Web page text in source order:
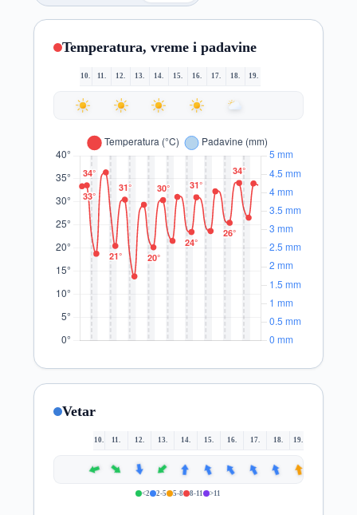
Temperatura, vreme i padavine
10. 11. 12. 13. 14. 15. 16. 17. 18. 19.
Vetar
10. 11. 12. 13. 14. 15. 16. 17. 18. 19.